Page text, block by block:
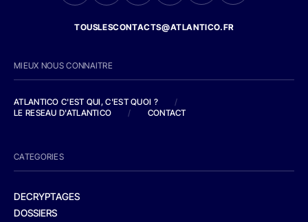
TOUSLESCONTACTS@ATLANTICO.FR
MIEUX NOUS CONNAITRE
ATLANTICO C'EST QUI, C'EST QUOI ?
/
LE RESEAU D'ATLANTICO
/ CONTACT
CATEGORIES
DECRYPTAGES
DOSSIERS